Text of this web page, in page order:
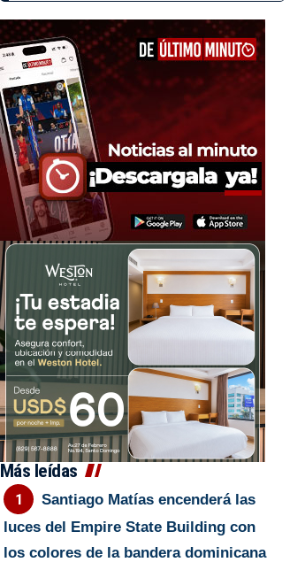
Más leídas
Santiago Matías encenderá las
luces del Empire State Building con
los colores de la bandera dominicana